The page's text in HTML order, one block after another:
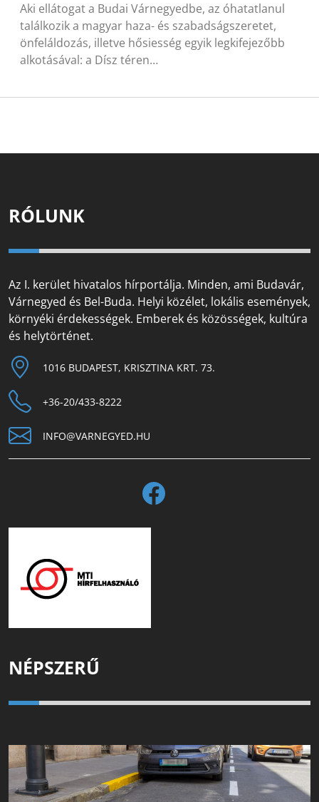
Aki ellátogat a Budai Várnegyedbe, az óhatatlanul
találkozik a magyar haza- és szabadságszeretet,
önfeláldozás, illetve hősiesség egyik legkifejezőbb
alkotásával: a Dísz téren…
RÓLUNK
Az I. kerület hivatalos hírportálja. Minden, ami Budavár,
Várnegyed és Bel-Buda. Helyi közélet, lokális események,
környéki érdekességek. Emberek és közösségek, kultúra
és helytörténet.
1016 BUDAPEST, KRISZTINA KRT. 73.
+36-20/433-8222
INFO@VARNEGYED.HU
NÉPSZERŰ